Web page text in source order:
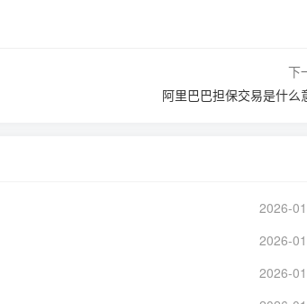
下
阿里巴巴担保交易是什么
2026-
2026-
2026-